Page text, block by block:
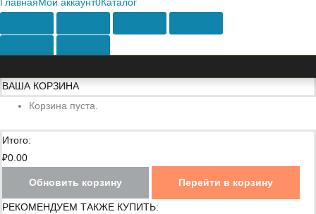
Главная Мой аккаунт0Каталог
ВАША КОРЗИНА
Корзина пуста.
Итого:
₽0.00
Обновить корзину Перейти в корзину
РЕКОМЕНДУЕМ ТАКЖЕ КУПИТЬ: